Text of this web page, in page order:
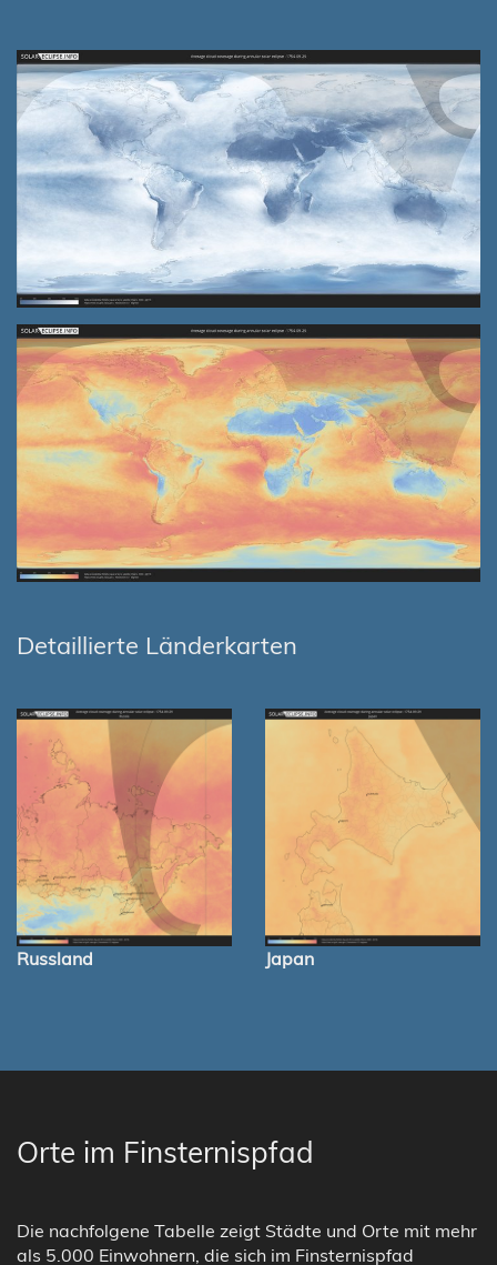
Detaillierte Länderkarten
Russland Japan
Orte im Finsternispfad
Die nachfolgene Tabelle zeigt Städte und Orte mit mehr
als 5.000 Einwohnern, die sich im Finsternispfad